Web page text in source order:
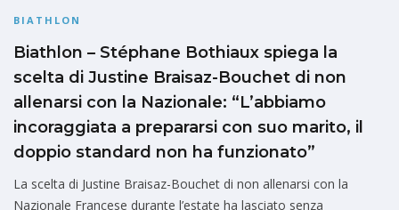
BIATHLON
Biathlon – Stéphane Bothiaux spiega la
scelta di Justine Braisaz-Bouchet di non
allenarsi con la Nazionale: “L’abbiamo
incoraggiata a prepararsi con suo marito, il
doppio standard non ha funzionato”
La scelta di Justine Braisaz-Bouchet di non allenarsi con la
Nazionale Francese durante l’estate ha lasciato senza